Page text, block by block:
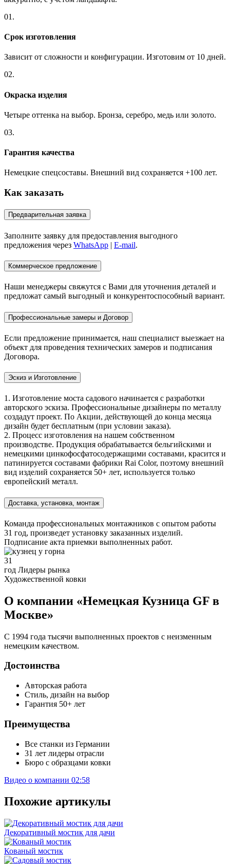
01.
Срок изготовления
Зависит от сложности и конфигурации. Изготовим от 10 дней.
02.
Окраска изделия
Четыре оттенка на выбор. Бронза, серебро, медь или золото.
03.
Гарантия качества
Немецкие спецсоставы. Внешний вид сохраняется +100 лет.
Как заказать
Предварительная заявка
Заполните заявку для предоставления выгодного
предложения через WhatsApp | E-mail.
Коммерческое предложение
Наши менеджеры свяжутся с Вами для уточнения деталей и
предложат самый выгодный и конкурентоспособный вариант.
Профессиональные замеры и Договор
Если предложение принимается, наш специалист выезжает на
объект для проведения технических замеров и подписания
Договора.
Эскиз и Изготовление
1. Изготовление моста садового начинается с разработки
авторского эскиза. Профессиональные дизайнеры по металлу
создадут проект. По Акции, действующей до конца месяца
дизайн будет бесплатным (при условии заказа).
2. Процесс изготовления на нашем собственном
производстве. Продукция обрабатывается бельгийскими и
немецкими цинкофосфатосодержащими составами, красится и
патинируется составами фабрики Rai Color, поэтому внешний
вид изделий сохраняется 50+ лет, используется только
европейский металл.
Доставка, установка, монтаж
Команда профессиональных монтажников с опытом работы
31 год, произведет установку заказанных изделий.
Подписание акта приемки выполненных работ.
31
год Лидеры рынка
Художественной ковки
О компании «Немецкая Кузница GF в
Москве»
С 1994 года тысячи выполненных проектов с неизменным
немецким качеством.
Достоинства
Авторская работа
Стиль, дизайн на выбор
Гарантия 50+ лет
Преимущества
Все станки из Германии
31 лет лидеры отрасли
Бюро с образцами ковки
Видео о компании 02:58
Похожие артикулы
Декоративный мостик для дачи
Кованый мостик